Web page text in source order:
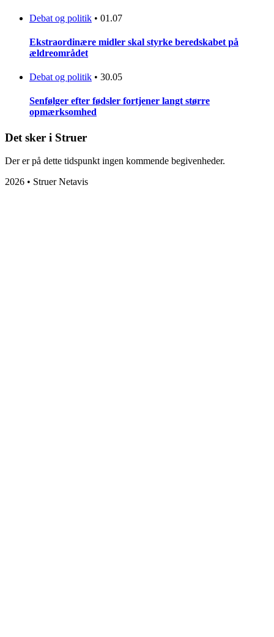
Debat og politik • 01.07
Ekstraordinære midler skal styrke beredskabet på
ældreområdet
Debat og politik • 30.05
Senfølger efter fødsler fortjener langt større
opmærksomhed
Det sker i Struer
Der er på dette tidspunkt ingen kommende begivenheder.
2026 • Struer Netavis